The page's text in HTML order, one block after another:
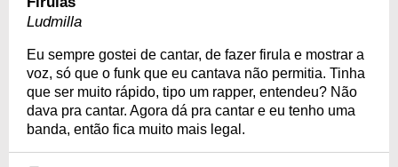
Ludmilla
Eu sempre gostei de cantar, de fazer firula e mostrar a
voz, só que o funk que eu cantava não permitia. Tinha
que ser muito rápido, tipo um rapper, entendeu? Não
dava pra cantar. Agora dá pra cantar e eu tenho uma
banda, então fica muito mais legal.